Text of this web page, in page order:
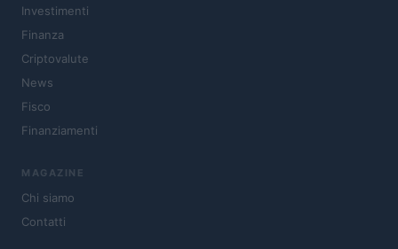
Investimenti
Finanza
Criptovalute
News
Fisco
Finanziamenti
MAGAZINE
Chi siamo
Contatti